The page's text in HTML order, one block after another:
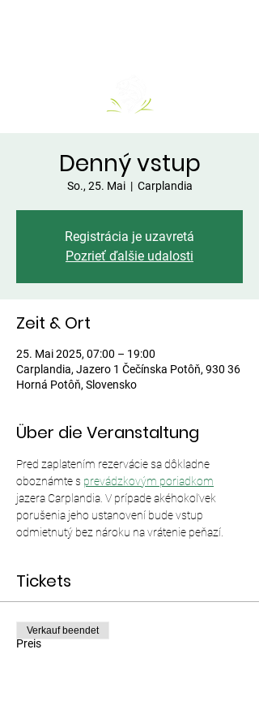
Denný vstup
So., 25. Mai
  |
Carplandia
Registrácia je uzavretá
Pozrieť ďalšie udalosti
Zeit & Ort
25. Mai 2025, 07:00 – 19:00
Carplandia, Jazero 1 Čečínska Potôň, 930 36
Horná Potôň, Slovensko
Über die Veranstaltung
Pred zaplatením rezervácie sa dôkladne
oboznámte s prevádzkovým poriadkom
jazera Carplandia. V prípade akéhokoľvek
porušenia jeho ustanovení bude vstup
odmietnutý bez nároku na vrátenie peňazí.
Tickets
Preis
Verkauf beendet